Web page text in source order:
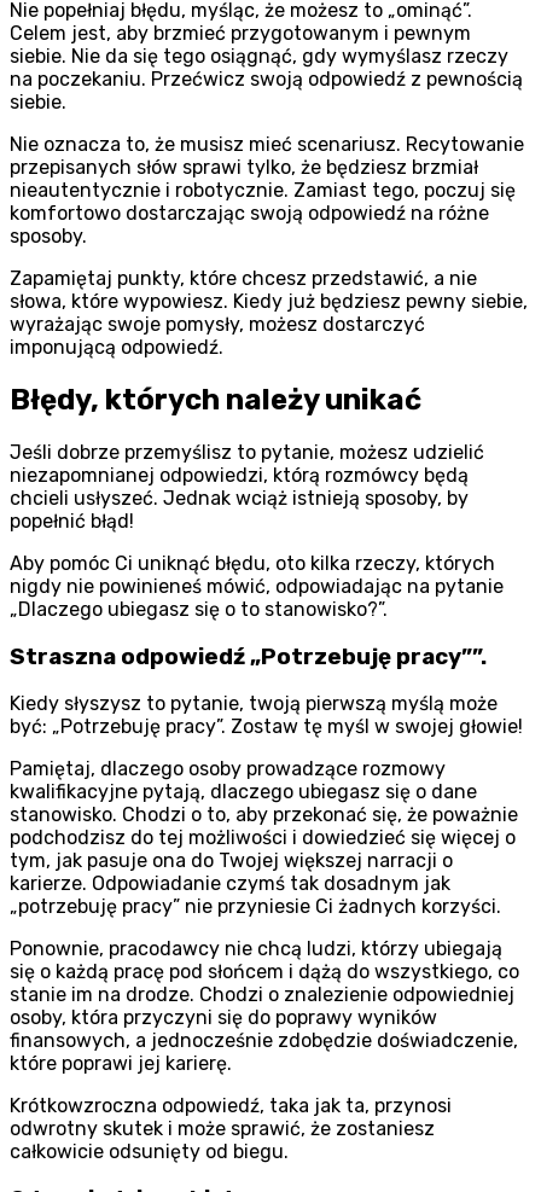
Nie popełniaj błędu, myśląc, że możesz to „ominąć”.
Celem jest, aby brzmieć przygotowanym i pewnym
siebie. Nie da się tego osiągnąć, gdy wymyślasz rzeczy
na poczekaniu. Przećwicz swoją odpowiedź z pewnością
siebie.
Nie oznacza to, że musisz mieć scenariusz. Recytowanie
przepisanych słów sprawi tylko, że będziesz brzmiał
nieautentycznie i robotycznie. Zamiast tego, poczuj się
komfortowo dostarczając swoją odpowiedź na różne
sposoby.
Zapamiętaj punkty, które chcesz przedstawić, a nie
słowa, które wypowiesz. Kiedy już będziesz pewny siebie,
wyrażając swoje pomysły, możesz dostarczyć
imponującą odpowiedź.
Błędy, których należy unikać
Jeśli dobrze przemyślisz to pytanie, możesz udzielić
niezapomnianej odpowiedzi, którą rozmówcy będą
chcieli usłyszeć. Jednak wciąż istnieją sposoby, by
popełnić błąd!
Aby pomóc Ci uniknąć błędu, oto kilka rzeczy, których
nigdy nie powinieneś mówić, odpowiadając na pytanie
„Dlaczego ubiegasz się o to stanowisko?”.
Straszna odpowiedź „Potrzebuję pracy””.
Kiedy słyszysz to pytanie, twoją pierwszą myślą może
być: „Potrzebuję pracy”. Zostaw tę myśl w swojej głowie!
Pamiętaj, dlaczego osoby prowadzące rozmowy
kwalifikacyjne pytają, dlaczego ubiegasz się o dane
stanowisko. Chodzi o to, aby przekonać się, że poważnie
podchodzisz do tej możliwości i dowiedzieć się więcej o
tym, jak pasuje ona do Twojej większej narracji o
karierze. Odpowiadanie czymś tak dosadnym jak
„potrzebuję pracy” nie przyniesie Ci żadnych korzyści.
Ponownie, pracodawcy nie chcą ludzi, którzy ubiegają
się o każdą pracę pod słońcem i dążą do wszystkiego, co
stanie im na drodze. Chodzi o znalezienie odpowiedniej
osoby, która przyczyni się do poprawy wyników
finansowych, a jednocześnie zdobędzie doświadczenie,
które poprawi jej karierę.
Krótkowzroczna odpowiedź, taka jak ta, przynosi
odwrotny skutek i może sprawić, że zostaniesz
całkowicie odsunięty od biegu.